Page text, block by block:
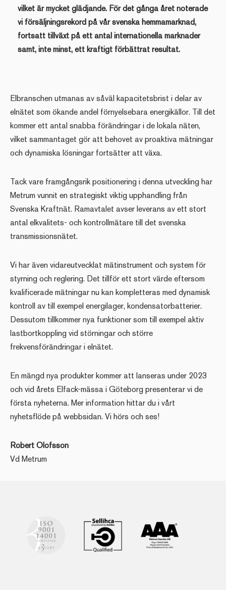
vilket är mycket glädjande. För det gånga året noterade
vi försäljningsrekord på vår svenska hemma­marknad,
fortsatt tillväxt på ett antal internationella marknader
samt, inte minst, ett kraftigt förbättrat resultat.
Elbranschen utmanas av såväl kapacitetsbrist i delar av
elnätet som ökande andel förnyelse­bara energikällor. Till det
kommer ett antal snabba förändringar i de lokala näten,
vilket sammantaget gör att behovet av proaktiva mätningar
och dynamiska lösningar fortsätter att växa.
Tack vare framgångsrik positionering i denna utveckling har
Metrum vunnit en strategiskt viktig upphandling från
Svenska Kraftnät. Ramavtalet avser leverans av ett stort
antal elkvalitets- och kontrollmätare till det svenska
transmissionsnätet.
Vi har även vidareutvecklat mätinstrument och system för
styrning och reglering. Det tillför ett stort värde eftersom
kvalificerade mätningar nu kan kompletteras med dynamisk
kontroll av till exempel energilager, kondensatorbatterier.
Dessutom tillkommer nya funktioner som till exempel aktiv
lastbortkoppling vid störningar och större
frekvensförändringar i elnätet.
En mängd nya produkter kommer att lanseras under 2023
och vid årets Elfack-mässa i Göteborg presenterar vi de
första nyheterna. Mer information hittar du i vårt
nyhetsflöde på webbsidan. Vi hörs och ses!
Robert Olofsson
Vd Metrum